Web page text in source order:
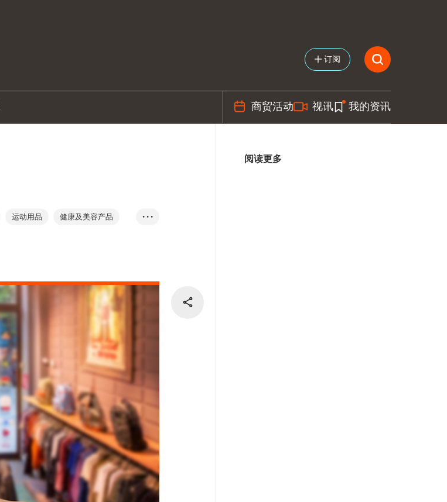
订阅
商贸活动 视讯 我的资讯
运动用品
健康及美容产品
• • •
阅读更多